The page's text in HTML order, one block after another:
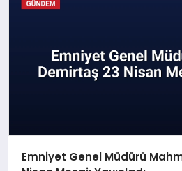
Emniyet Genel Müdürü